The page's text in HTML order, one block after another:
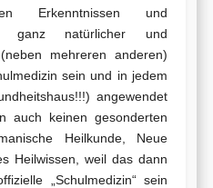
Erkenntnissen und
ganz natürlicher und
mehreren anderen)
sein und in jedem
angewendet
auch keinen gesonderten
Heilkunde, Neue
Heilwissen, weil das dann
„Schulmedizin“ sein